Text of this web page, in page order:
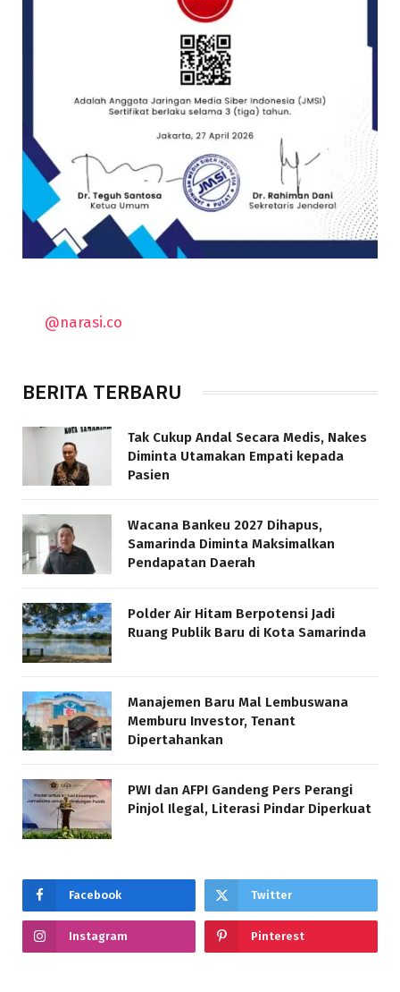
@narasi.co
BERITA TERBARU
Tak Cukup Andal Secara Medis, Nakes
Diminta Utamakan Empati kepada
Pasien
Wacana Bankeu 2027 Dihapus,
Samarinda Diminta Maksimalkan
Pendapatan Daerah
Polder Air Hitam Berpotensi Jadi
Ruang Publik Baru di Kota Samarinda
Manajemen Baru Mal Lembuswana
Memburu Investor, Tenant
Dipertahankan
PWI dan AFPI Gandeng Pers Perangi
Pinjol Ilegal, Literasi Pindar Diperkuat
Facebook Twitter
Instagram Pinterest